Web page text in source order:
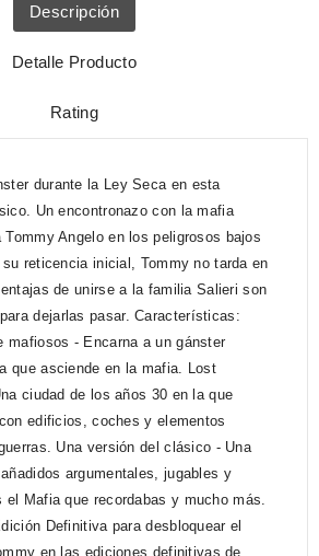
Descripción
Detalle Producto
Rating
durante la Ley Seca en esta
Un encontronazo con la mafia
Angelo en los peligrosos bajos
reticencia inicial, Tommy no tarda en
de unirse a la familia Salieri son
dejarlas pasar. Características:
mafiosos - Encarna a un gánster
que asciende en la mafia. Lost
ciudad de los años 30 en la que
edificios, coches y elementos
Una versión del clásico - Una
argumentales, jugables y
Mafia que recordabas y mucho más.
Definitiva para desbloquear el
en las ediciones definitivas de